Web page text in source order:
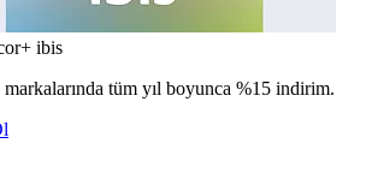
ibis
tüm yıl boyunca %15 indirim.